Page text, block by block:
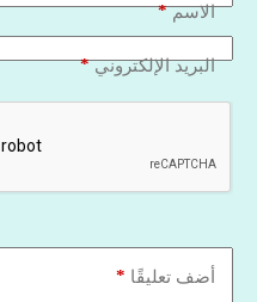
الاسم*
البريد الإلكتروني*
أضف تعليقًا *